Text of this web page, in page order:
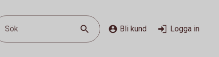
Sök Bli kund Logga in